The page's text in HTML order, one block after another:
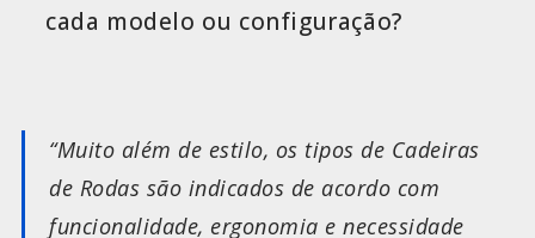
cada modelo ou configuração?
“Muito além de estilo, os tipos de Cadeiras
de Rodas são indicados de acordo com
funcionalidade, ergonomia e necessidade